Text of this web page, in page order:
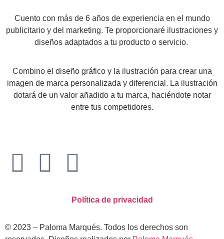
Cuento con más de 6 años de experiencia en el mundo
publicitario y del marketing. Te proporcionaré ilustraciones y
diseños adaptados a tu producto o servicio.
Combino el diseño gráfico y la ilustración para crear una
imagen de marca personalizada y diferencial. La ilustración
dotará de un valor añadido a tu marca, haciéndote notar
entre tus competidores.
Política de privacidad
© 2023 – Paloma Marqués. Todos los derechos son